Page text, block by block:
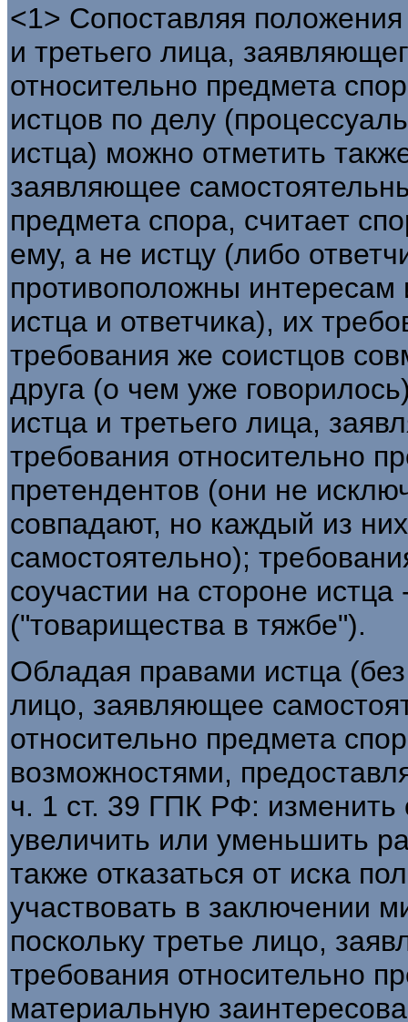
<1> Сопоставляя
и третьего лица,
относительно предмета
истцов по делу
истца) можно отметить
заявляющее
предмета спора, считает
ему, а не истцу (либо
противоположны
истца и ответчика), их
требования же соистцов
друга (о чем уже
истца и третьего лица,
требования относительно
претендентов (они не
совпадают, но каждый из
самостоятельно);
соучастии на стороне
("товарищества в тяжбе").
Обладая правами истца
лицо, заявляющее
относительно предмета
возможностями,
ч. 1 ст. 39 ГПК РФ:
увеличить или уменьшить
также отказаться от иска
участвовать в заключении
поскольку третье лицо,
требования относительно
материальную